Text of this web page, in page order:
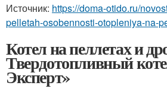
Источник: https://doma-otido.ru/
pelletah-osobennosti-otopleniya-na-
Котел на пеллетах и
Твердотопливный
Эксперт»